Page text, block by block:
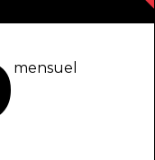
mensuel